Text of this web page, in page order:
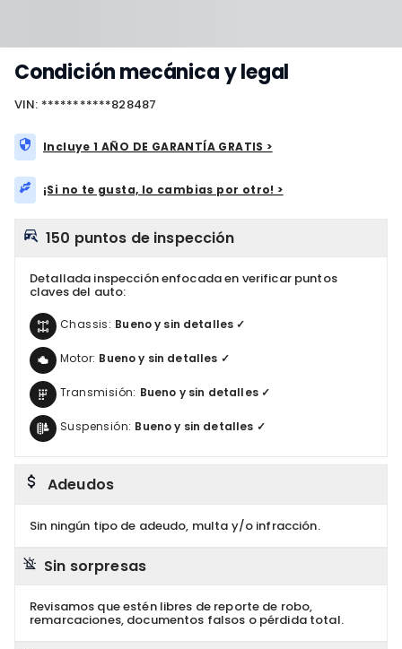
Condición mecánica y legal
VIN: ***********828487
Incluye 1 AÑO DE GARANTÍA GRATIS >
¡Si no te gusta, lo cambias por otro! >
150 puntos de inspección
Detallada inspección enfocada en verificar puntos
claves del auto:
Chassis: Bueno y sin detalles ✓
Motor: Bueno y sin detalles ✓
Transmisión: Bueno y sin detalles ✓
Suspensión: Bueno y sin detalles ✓
Adeudos
Sin ningún tipo de adeudo, multa y/o infracción.
Sin sorpresas
Revisamos que estén libres de reporte de robo,
remarcaciones, documentos falsos o pérdida total.